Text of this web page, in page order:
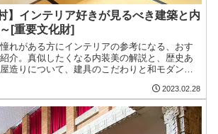
】インテリア好きが見るべき建築と内
[重要文化財]
れがある方にインテリアの参考になる、おす
介。真似したくなる内装美の解説と、歴史あ
造りについて、建具のこだわりと和モダン、
2023.02.28